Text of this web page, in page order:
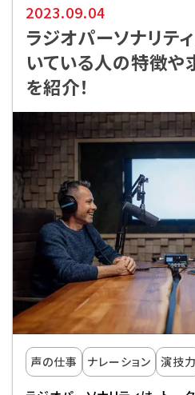
2023.09.04
ラジオパーソナリテ
いている人の特徴や
を紹介！
声の仕事 ナレーション 演技力